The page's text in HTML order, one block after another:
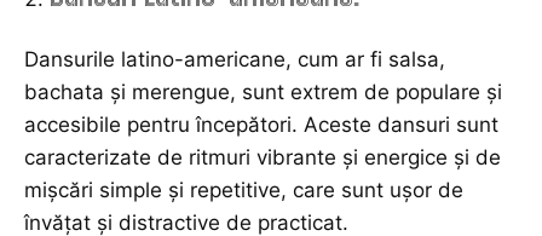
Dansurile latino-americane, cum ar fi salsa,
bachata și merengue, sunt extrem de populare și
accesibile pentru începători. Aceste dansuri sunt
caracterizate de ritmuri vibrante și energice și de
mișcări simple și repetitive, care sunt ușor de
învățat și distractive de practicat.